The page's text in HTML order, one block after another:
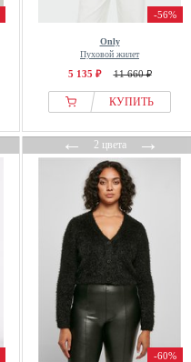
-56%
Only
Пуховой жилет
5 135 ₽ 11 660 ₽
КУПИТЬ
←2 цвета→
-60%